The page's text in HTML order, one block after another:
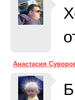
Анастасия